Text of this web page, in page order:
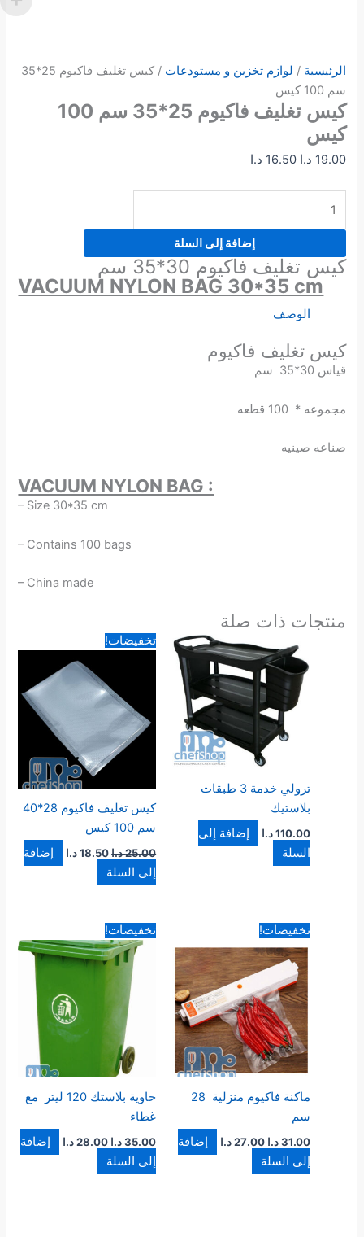
الرئيسية / لوازم تخزين و مستودعات
/ كيس تغليف فاكيوم 25*35
سم 100 كيس
كيس تغليف فاكيوم 25*35 سم 100
كيس
19.00 د.ا 16.50 د.ا
إضافة إلى السلة
كيس تغليف فاكيوم 30*35 سم
VACUUM NYLON BAG 30*35 cm
الوصف
كيس تغليف فاكيوم
قياس 30*35 سم
مجموعه * 100 قطعه
صناعه صينيه
VACUUM NYLON BAG :
– Size 30*35 cm
– Contains 100 bags
– China made
منتجات ذات صلة
ترولي خدمة 3 طبقات
بلاستيك
110.00 د.ا
إضافة إلى
السلة
تخفيضات!
كيس تغليف فاكيوم 28*40
سم 100 كيس
25.00د.ا
السعر
الأصلي
25.00 د.ا.
18.50د.ا
الحالي
هو:
18.50 د.ا.
إضافة
إلى السلة
تخفيضات!
ماكنة فاكيوم منزلية 28
سم
31.00د.ا
السعر
الأصلي
هو:
31.00 د.ا.
27.00 د.ا
هو:
27.00 د.ا.
إضافة
إلى السلة
تخفيضات!
حاوية بلاستك 120 ليتر مع
غطاء
35.00د.ا
السعر
الأصلي
هو:
35.00 د.ا.
28.00د.ا
الحالي
هو:
28.00 د.ا.
إضافة
إلى السلة